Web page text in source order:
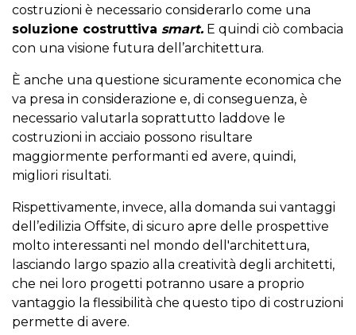
costruzioni è necessario considerarlo come una
soluzione costruttiva smart. E quindi ciò combacia
con una visione futura dell’architettura.
È anche una questione sicuramente economica che
va presa in considerazione e, di conseguenza, è
necessario valutarla soprattutto laddove le
costruzioni in acciaio possono risultare
maggiormente performanti ed avere, quindi,
migliori risultati.
Rispettivamente, invece, alla domanda sui vantaggi
dell’edilizia Offsite, di sicuro apre delle prospettive
molto interessanti nel mondo dell'architettura,
lasciando largo spazio alla creatività degli architetti,
che nei loro progetti potranno usare a proprio
vantaggio la flessibilità che questo tipo di costruzioni
permette di avere.